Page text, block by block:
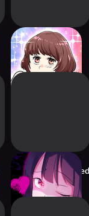
Revenge on BAD
GUY
Win Over the Flawed
Girl